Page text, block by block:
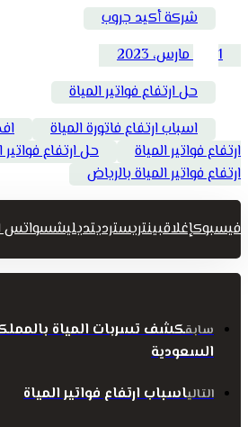
شركة أكيد جروب
1 مارس، 2023
حل ارتفاع فواتير المياة
اسباب ارتفاع فاتورة المياة
ارتفاع فواتير المياة
حل ارتفاع فواتير
ارتفاع فواتير المياة بالرياض
فيسبوكإغلاقبينتريسترديتديليشسواتس
سابقكشف تسربات المياة
السعودية
التالياسباب ارتفاع فواتير المياة